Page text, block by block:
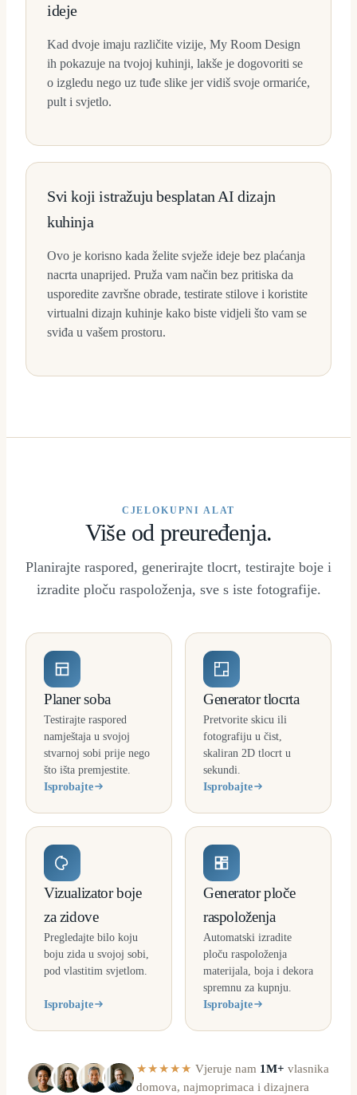
ideje
Kad dvoje imaju različite vizije, My Room Design
ih pokazuje na tvojoj kuhinji, lakše je dogovoriti se
o izgledu nego uz tuđe slike jer vidiš svoje ormariće,
pult i svjetlo.
Svi koji istražuju besplatan AI dizajn
kuhinja
Ovo je korisno kada želite svježe ideje bez plaćanja
nacrta unaprijed. Pruža vam način bez pritiska da
usporedite završne obrade, testirate stilove i koristite
virtualni dizajn kuhinje kako biste vidjeli što vam se
sviđa u vašem prostoru.
CJELOKUPNI ALAT
Više od preuređenja.
Planirajte raspored, generirajte tlocrt, testirajte boje i
izradite ploču raspoloženja, sve s iste fotografije.
Planer soba
Testirajte raspored
namještaja u svojoj
stvarnoj sobi prije nego
što išta premjestite.
Isprobajte
Generator tlocrta
Pretvorite skicu ili
fotografiju u čist,
skaliran 2D tlocrt u
sekundi.
Isprobajte
Vizualizator boje
za zidove
Pregledajte bilo koju
boju zida u svojoj sobi,
pod vlastitim svjetlom.
Isprobajte
Generator ploče
raspoloženja
Automatski izradite
ploču raspoloženja
materijala, boja i dekora
spremnu za kupnju.
Isprobajte
★★★★★ Vjeruje nam 1M+ vlasnika
domova, najmoprimaca i dizajnera